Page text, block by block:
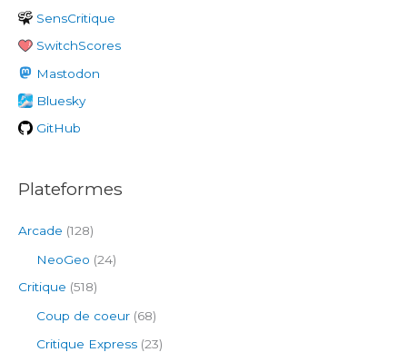
r
c
h
e
r
SensCritique
SwitchScores
Mastodon
Bluesky
GitHub
Plateformes
Arcade (128)
NeoGeo (24)
Critique (518)
Coup de coeur (68)
Critique Express (23)